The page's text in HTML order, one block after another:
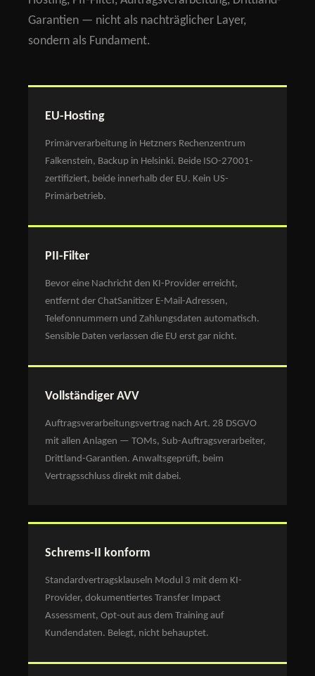
Garantien — nicht als nachträglicher Layer,
sondern als Fundament.
EU-Hosting
Primärverarbeitung in Hetzners Rechenzentrum
Falkenstein, Backup in Helsinki. Beide ISO-27001-
zertifiziert, beide innerhalb der EU. Kein US-
Primärbetrieb.
PII-Filter
Bevor eine Nachricht den KI-Provider erreicht,
entfernt der ChatSanitizer E-Mail-Adressen,
Telefonnummern und Zahlungsdaten automatisch.
Sensible Daten verlassen die EU erst gar nicht.
Vollständiger AVV
Auftragsverarbeitungsvertrag nach Art. 28 DSGVO
mit allen Anlagen — TOMs, Sub-Auftragsverarbeiter,
Drittland-Garantien. Anwaltsgeprüft, beim
Vertragsschluss direkt mit dabei.
Schrems-II konform
Standardvertragsklauseln Modul 3 mit dem KI-
Provider, dokumentiertes Transfer Impact
Assessment, Opt-out aus dem Training auf
Kundendaten. Belegt, nicht behauptet.